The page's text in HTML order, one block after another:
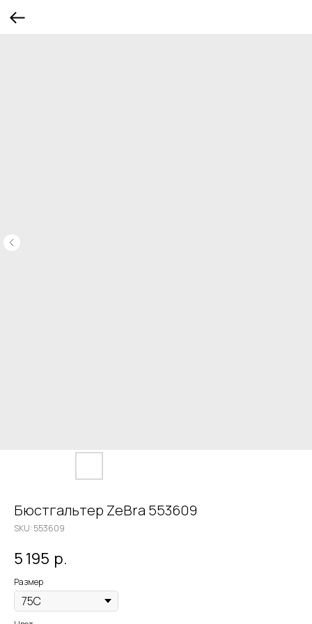
Бюстгальтер ZeBra 553609
SKU: 553609
5 195 р.
Размер